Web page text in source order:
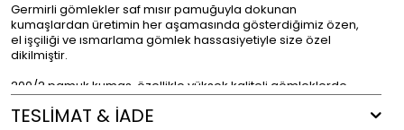
Germirli gömlekler saf mısır pamuğuyla dokunan
kumaşlardan üretimin her aşamasında gösterdiğimiz özen,
el işçiliği ve ısmarlama gömlek hassasiyetiyle size özel
dikilmiştir.
200/2 pamuk kumaş, özellikle yüksek kaliteli gömleklerde
tercih edilen üst düzey bir kumaş türüdür. Bu kumaş, iki katlı
(doubled) ince ipliklerin kullanılmasıyla dokunur, bu da ona
TESLİMAT & İADE